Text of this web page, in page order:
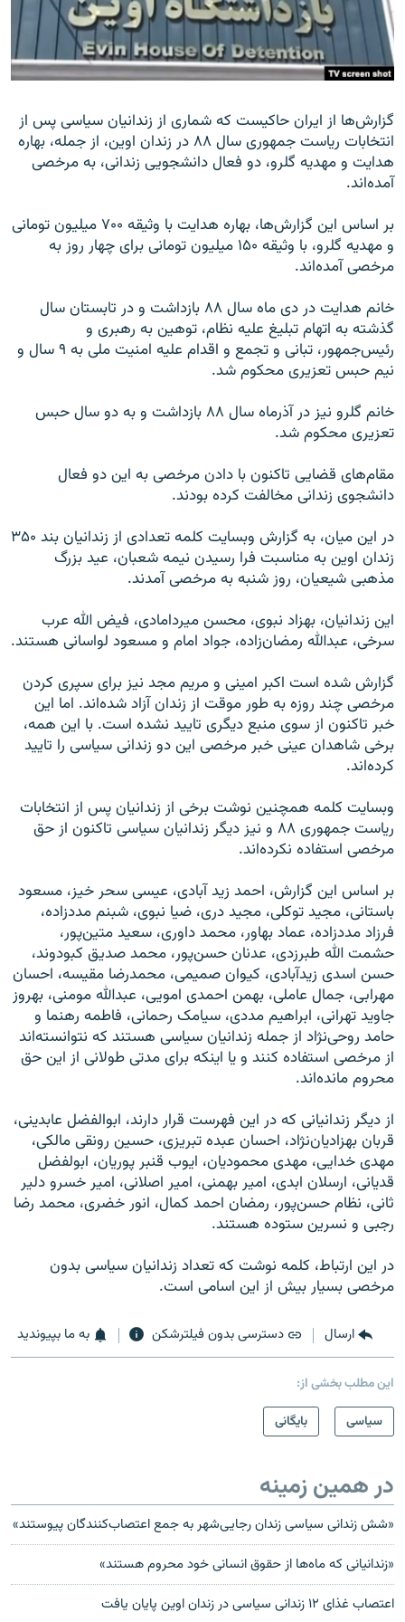
گزارش‌ها از ایران حاکیست که شماری از زندانیان سیاسی پس از
انتخابات ریاست جمهوری سال ۸۸ در زندان اوین، از جمله، بهاره
هدایت و مهدیه گلرو، دو فعال دانشجویی زندانی، به مرخصی
آمده‌اند.
بر اساس این گزارش‌ها، بهاره هدایت با وثیقه ۷۰۰ میلیون تومانی
و مهدیه گلرو، با وثیقه ۱۵۰ میلیون تومانی برای چهار روز به
مرخصی آمده‌اند.
خانم هدایت در دی ‌ماه سال ۸۸ بازداشت و در تابستان سال
گذشته به اتهام تبلیغ علیه نظام‬، توهین به رهبری و
رئیس‌جمهور‬، تبانی و تجمع و اقدام علیه امنیت ملی به ۹ سال و
نیم حبس تعزیری محکوم شد.
خانم گلرو نیز در آذرماه سال ۸۸ بازداشت و به دو سال حبس
تعزیری محکوم شد.
مقام‌های قضایی تاکنون با دادن مرخصی به این دو فعال
دانشجوی زندانی مخالفت کرده بودند.
در این میان، به گزارش وبسایت کلمه تعدادی از زندانیان بند ۳۵۰
زندان اوین به مناسبت فرا رسیدن نیمه شعبان، عید بزرگ
مذهبی شیعیان، روز شنبه به مرخصی آمدند.
این زندانیان، بهزاد نبوی، محسن میردامادی، فیض الله عرب
سرخی، عبدالله رمضان‌زاده، جواد امام و مسعود لواسانی هستند.
گزارش شده است اکبر امینی و مریم مجد نیز برای سپری کردن
مرخصی چند روزه به طور موقت از زندان آزاد شده‌اند. اما این
خبر تاکنون از سوی منبع دیگری تایید نشده است. با این همه،
برخی شاهدان عینی خبر مرخصی این دو زندانی سیاسی را تایید
کرده‌اند.
وبسایت کلمه همچنین نوشت برخی از زندانیان پس از انتخابات
ریاست جمهوری ۸۸ و نیز دیگر زندانیان سیاسی تاکنون از حق
مرخصی استفاده نکرده‌اند.
بر اساس این گزارش، احمد زید آبادی، عیسی سحر خیز، مسعود
باستانی، مجید توکلی، مجید دری، ضیا نبوی، شبنم مددزاده،
فرزاد مددزاده، عماد بهاور، محمد داوری، سعید متین‌پور،
حشمت الله طبرزدی، عدنان حسن‌پور، محمد صدیق کبودوند،
حسن اسدی زیدآبادی، کیوان صمیمی، محمدرضا مقیسه، احسان
مهرابی، جمال عاملی، بهمن احمدی امویی، عبدالله مومنی، بهروز
جاوید تهرانی، ابراهیم مددی، سیامک رحمانی، فاطمه رهنما و
حامد روحی‌نژاد از جمله زندانیان سیاسی هستند که نتوانسته‌اند
از مرخصی استفاده کنند و یا اینکه برای مدتی طولانی از این حق
محروم مانده‌اند.
از دیگر زندانیانی که در این فهرست قرار دارند، ابوالفضل عابدینی،
قربان بهزادیان‌نژاد، احسان عبده تبریزی، حسین رونقی مالکی،
مهدی خدایی، مهدی محمودیان، ایوب قنبر پوریان، ابولفضل
قدیانی، ارسلان ابدی، امیر بهمنی، امیر اصلانی، امیر خسرو دلیر
ثانی، نظام حسن‌پور، رمضان احمد کمال، انور خضری، محمد رضا
رجبی و نسرین ستوده هستند.
در این ارتباط، کلمه نوشت که تعداد زندانیان سیاسی بدون
مرخصی بسیار بیش از این اسامی است.
ارسال دسترسی بدون فیلترشکن به ما بپیوندید
این مطلب بخشی از:
سیاسی
بایگانی
در همین زمینه
«شش زندانی سیاسی زندان رجایی‌شهر به جمع اعتصاب‌کنندگان پیوستند»
«زندانیانی که ماه‌ها از حقوق انسانی خود محروم هستند»
اعتصاب غذای ۱۲ زندانی سیاسی در زندان اوین پایان یافت